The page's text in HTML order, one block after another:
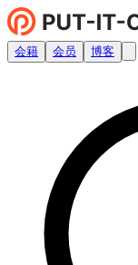
会籍 会员 博客